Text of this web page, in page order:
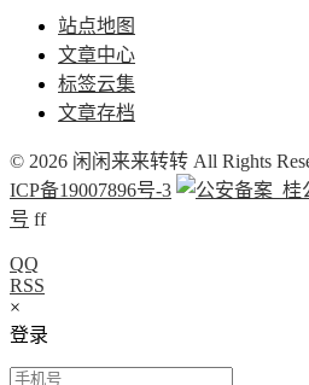
站点地图
文章中心
标签云集
文章存档
© 2026 闲闲来来转转 All Rights
ICP备19007896号-3
桂
号 ff
QQ
RSS
×
登录